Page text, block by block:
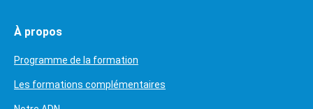
À propos
Programme de la formation
Les formations complémentaires